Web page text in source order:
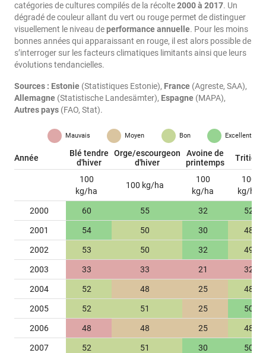
catégories de cultures compilés de la récolte2000 à 2017. Un
dégradé de couleur allant du vert ou rouge permet de distinguer
visuellement le niveau deperformance annuelle. Pour les moins
bonnes années qui apparaissant en rouge, il est alors possible de
s’interroger sur les facteurs climatiques limitants ainsi que leurs
évolutions tendancielles.
Sources : Estonie (Statistiques Estonie), France (Agreste, SAA),
Allemagne (Statistische Landesämter), Espagne (MAPA),
Autres pays (FAO, Stat).
Mauvais Moyen Bon Excellent
Année
Blé tendre
d'hiver
Orge/escourgeon
d'hiver
Avoine de
printemps
100
kg/ha
100 kg/ha
100
kg/ha
100
kg/ha
2000 60 55 32 52
2001 54 50 30 48
2002 53 50 32 49
2003 33 33 21 32
2004 52 48 25 48
2005 52 51 25 50
2006 48 48 25 48
2007 52 51 30 50